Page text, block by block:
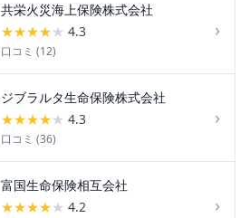
共栄火災海上保険株式会社
★★★★★ 4.3
口コミ (12)
›
ジブラルタ生命保険株式会社
★★★★★ 4.3
口コミ (36)
›
富国生命保険相互会社
★★★★★ 4.2 ›